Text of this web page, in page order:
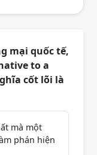
mại quốc tế,
to a
cốt lõi là
mà một
phán hiện